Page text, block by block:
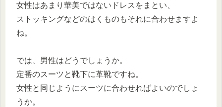
女性はあまり華美ではないドレスをまとい、
ストッキングなどのはくものもそれに合わせますよ
ね。
では、男性はどうでしょうか。
定番のスーツと靴下に革靴ですね。
女性と同じようにスーツに合わせればよいのでしょ
うか。